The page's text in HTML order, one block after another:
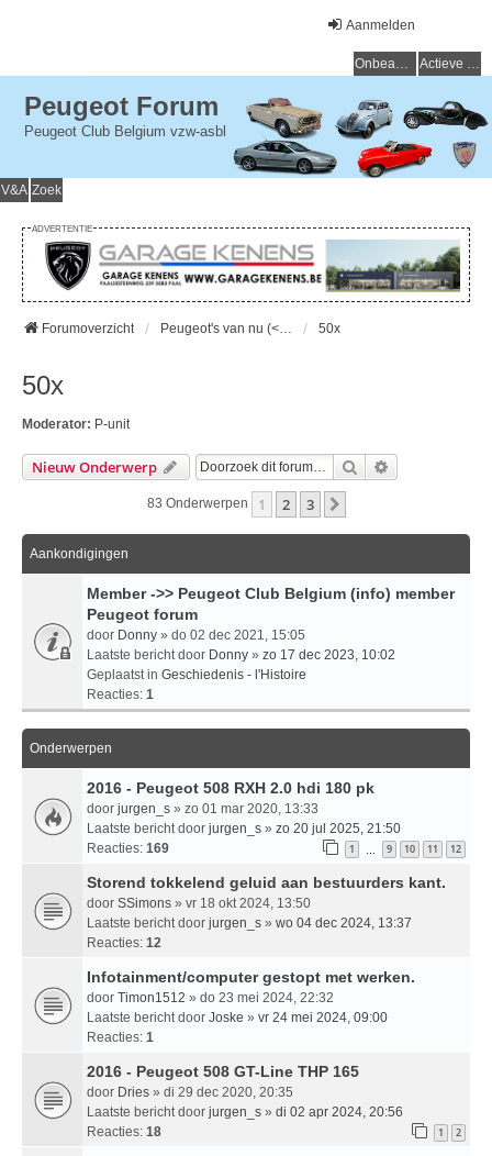
Aanmelden
Onbeantwoorde onderwerpen Actieve onderwerpen
Peugeot Forum
Peugeot Club Belgium vzw-asbl
V&A Zoek
ADVERTENTIE
Forumoverzicht Peugeot's van nu (< 15 jaar) - Peugeot d'aujourd'hui (< 15 ans) 50x
50x
Moderator: P-unit
Nieuw Onderwerp Zoek
83 Onderwerpen 1 2 3
Aankondigingen
Member ->> Peugeot Club Belgium (info) member
Peugeot forum
door Donny » do 02 dec 2021, 15:05
Laatste bericht door Donny » zo 17 dec 2023, 10:02
Geplaatst in Geschiedenis - l'Histoire
Reacties: 1
Onderwerpen
2016 - Peugeot 508 RXH 2.0 hdi 180 pk
door jurgen_s » zo 01 mar 2020, 13:33
Laatste bericht door jurgen_s » zo 20 jul 2025, 21:50
Reacties: 169 1 … 9 10 11 12
Storend tokkelend geluid aan bestuurders kant.
door SSimons » vr 18 okt 2024, 13:50
Laatste bericht door jurgen_s » wo 04 dec 2024, 13:37
Reacties: 12
Infotainment/computer gestopt met werken.
door Timon1512 » do 23 mei 2024, 22:32
Laatste bericht door Joske » vr 24 mei 2024, 09:00
Reacties: 1
2016 - Peugeot 508 GT-Line THP 165
door Dries » di 29 dec 2020, 20:35
Laatste bericht door jurgen_s » di 02 apr 2024, 20:56
Reacties: 18 1 2